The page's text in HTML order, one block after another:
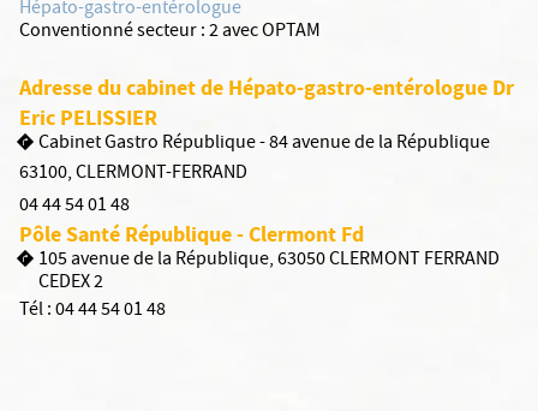
Hépato-gastro-entérologue
Conventionné secteur :2 avec OPTAM
Adresse du cabinet de Hépato-gastro-entérologue Dr
Eric PELISSIER
Cabinet Gastro République - 84 avenue de la République
63100,CLERMONT-FERRAND
04 44 54 01 48
Pôle Santé République - Clermont Fd
105 avenue de la République, 63050 CLERMONT FERRAND
CEDEX 2
Tél :04 44 54 01 48